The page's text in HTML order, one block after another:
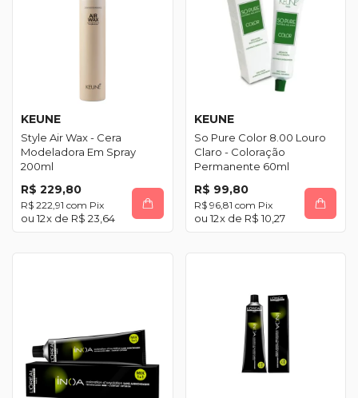
KEUNE
Style Air Wax - Cera
Modeladora Em Spray
200ml
R$ 229,80
R$ 222,91 com Pix
12x de R$ 23,64
KEUNE
So Pure Color 8.00 Louro
Claro - Coloração
Permanente 60ml
R$ 99,80
R$ 96,81 com Pix
12x de R$ 10,27